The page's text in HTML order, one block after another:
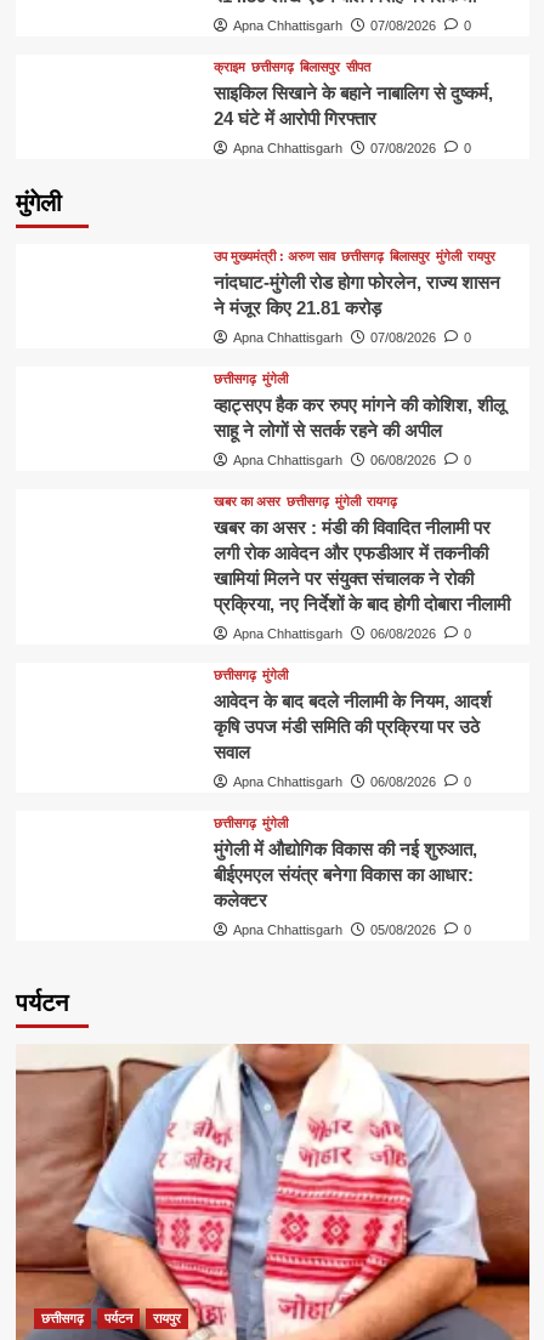
Apna Chhattisgarh 07/08/2026 0
क्राइम छत्तीसगढ़ बिलासपुर सीपत
साइकिल सिखाने के बहाने नाबालिग से दुष्कर्म,
24 घंटे में आरोपी गिरफ्तार
Apna Chhattisgarh 07/08/2026 0
मुंगेली
उप मुख्यमंत्री : अरुण साव छत्तीसगढ़ बिलासपुर मुंगेली रायपुर
नांदघाट-मुंगेली रोड होगा फोरलेन, राज्य शासन
ने मंजूर किए 21.81 करोड़
Apna Chhattisgarh 07/08/2026 0
छत्तीसगढ़ मुंगेली
व्हाट्सएप हैक कर रुपए मांगने की कोशिश, शीलू
साहू ने लोगों से सतर्क रहने की अपील
Apna Chhattisgarh 06/08/2026 0
खबर का असर छत्तीसगढ़ मुंगेली रायगढ़
खबर का असर : मंडी की विवादित नीलामी पर
लगी रोक आवेदन और एफडीआर में तकनीकी
खामियां मिलने पर संयुक्त संचालक ने रोकी
प्रक्रिया, नए निर्देशों के बाद होगी दोबारा नीलामी
Apna Chhattisgarh 06/08/2026 0
छत्तीसगढ़ मुंगेली
आवेदन के बाद बदले नीलामी के नियम, आदर्श
कृषि उपज मंडी समिति की प्रक्रिया पर उठे
सवाल
Apna Chhattisgarh 06/08/2026 0
छत्तीसगढ़ मुंगेली
मुंगेली में औद्योगिक विकास की नई शुरुआत,
बीईएमएल संयंत्र बनेगा विकास का आधार:
कलेक्टर
Apna Chhattisgarh 05/08/2026 0
पर्यटन
छत्तीसगढ़ पर्यटन रायपुर